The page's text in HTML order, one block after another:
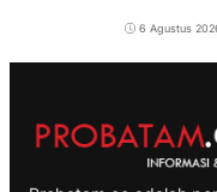
6 Agustus